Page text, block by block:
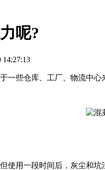
呢?
14:27:13
一些仓库、工厂、物流中
使用一段时间后，灰尘和